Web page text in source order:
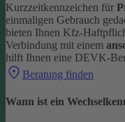
Kurzzeitkennzeichen für
einmaligen Gebrauch
bieten Ihnen Kfz-
Verbindung mit einem
hilft Ihnen eine DEVK-
Beratung finden
Wann ist ein